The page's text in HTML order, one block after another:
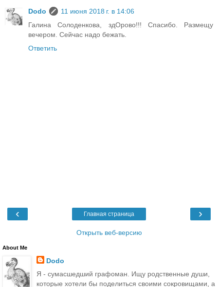
Dodo
11 июня 2018 г. в 14:06
Галина Солоденкова, здОрово!!! Спасибо. Размещу
вечером. Сейчас надо бежать.
Ответить
‹ ›
Главная страница
Открыть веб-версию
About Me
Dodo
Я - сумасшедший графоман. Ищу родственные души,
которые хотели бы поделиться своими сокровищами, а